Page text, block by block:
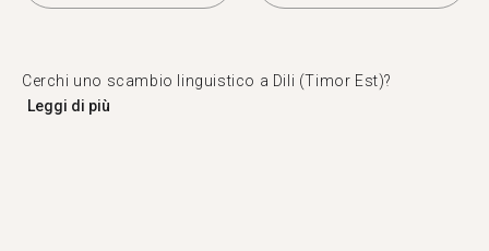
Cerchi uno scambio linguistico a Dili (Timor Est)?
Leggi di più